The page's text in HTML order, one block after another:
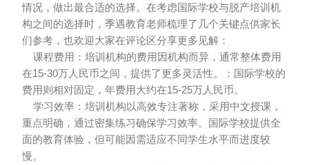
情况，做出最合适的选择。在考虑国际学校与脱产培训机
构之间的选择时，季遇教育老师梳理了几个关键点供家长
们参考，也欢迎大家在评论区分享更多见解：
课程费用：培训机构的费用因机构而异，通常整体费用
在15-30万人民币之间，提供了更多灵活性。：国际学校的
费用则相对固定，年费用大约在15-25万人民币。
学习效率：培训机构以高效专注著称，采用中文授课，
重点明确，通过密集练习确保学习效率。国际学校提供全
面的教育体验，但可能因需适应不同学生水平而进度较
慢。